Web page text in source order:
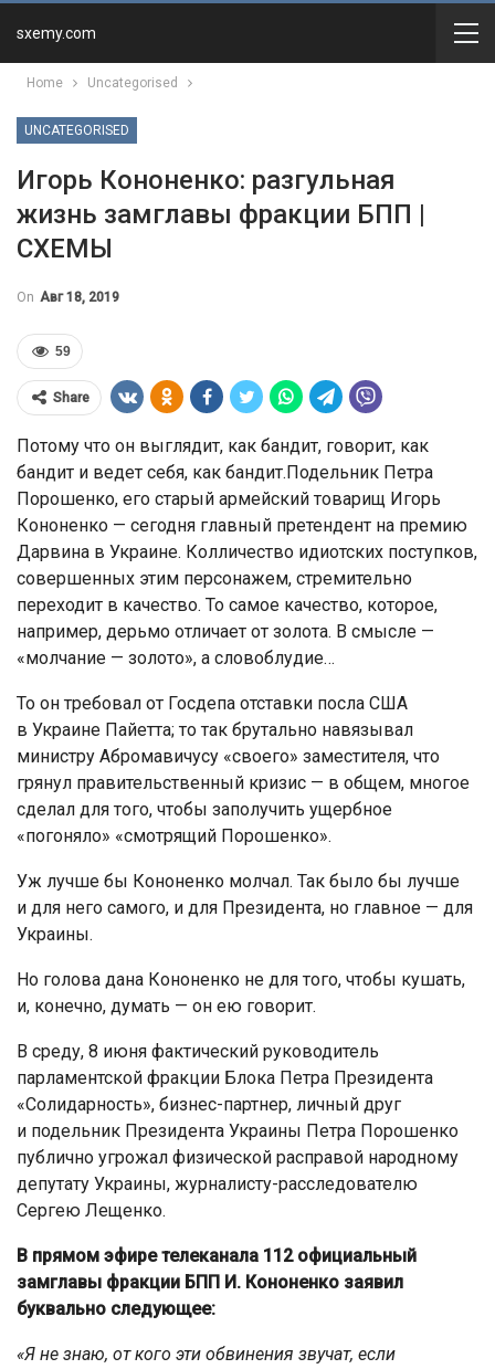
sxemy.com
Home Uncategorised
UNCATEGORISED
Игорь Кононенко: разгульная
жизнь замглавы фракции БПП |
СХЕМЫ
On Авг 18, 2019
59
Share
Потому что он выглядит, как бандит, говорит, как
бандит и ведет себя, как бандит.Подельник Петра
Порошенко, его старый армейский товарищ Игорь
Кононенко — сегодня главный претендент на премию
Дарвина в Украине. Колличество идиотских поступков,
совершенных этим персонажем, стремительно
переходит в качество. То самое качество, которое,
например, дерьмо отличает от золота. В смысле —
«молчание — золото», а словоблудие…
То он требовал от Госдепа отставки посла США
в Украине Пайетта; то так брутально навязывал
министру Абромавичусу «своего» заместителя, что
грянул правительственный кризис — в общем, многое
сделал для того, чтобы заполучить ущербное
«погоняло» «смотрящий Порошенко».
Уж лучше бы Кононенко молчал. Так было бы лучше
и для него самого, и для Президента, но главное — для
Украины.
Но голова дана Кононенко не для того, чтобы кушать,
и, конечно, думать — он ею говорит.
В среду, 8 июня фактический руководитель
парламентской фракции Блока Петра Президента
«Солидарность», бизнес-партнер, личный друг
и подельник Президента Украины Петра Порошенко
публично угрожал физической расправой народному
депутату Украины, журналисту-расследователю
Сергею Лещенко.
В прямом эфире телеканала 112 официальный
замглавы фракции БПП И. Кононенко заявил
буквально следующее:
«Я не знаю, от кого эти обвинения звучат, если